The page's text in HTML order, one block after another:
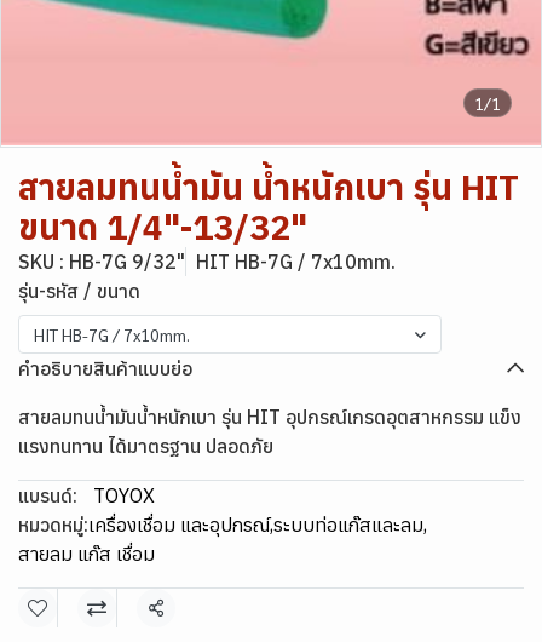
1/1
สายลมทนน้ำมัน น้ำหนักเบา รุ่น HIT
ขนาด 1/4"-13/32"
SKU : HB-7G 9/32" HIT HB-7G / 7x10mm.
รุ่น-รหัส / ขนาด
HIT HB-7G / 7x10mm.
คำอธิบายสินค้าแบบย่อ
สายลมทนน้ำมันน้ำหนักเบา รุ่น HIT อุปกรณ์เกรดอุตสาหกรรม แข็ง
แรงทนทาน ได้มาตรฐาน ปลอดภัย
แบรนด์:
TOYOX
หมวดหมู่:เครื่องเชื่อม และอุปกรณ์,ระบบท่อแก๊สและลม,
สายลม แก๊ส เชื่อม
แชร์